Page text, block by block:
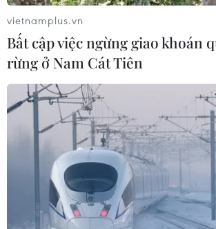
gây thất thoát tài sản Nhà
06/10/2021 12:50
Ban Thường vụ Thành ủy TP.HCM và Ủy
Thành ủy đã khai trừ 29 đảng viên có
án xảy ra trên địa bàn thuộc diện Ban
ương về phòng, chống tham nhũng
vietnamplus.vn
Bất cập việc ngừng giao khoán
rừng ở Nam Cát Tiên